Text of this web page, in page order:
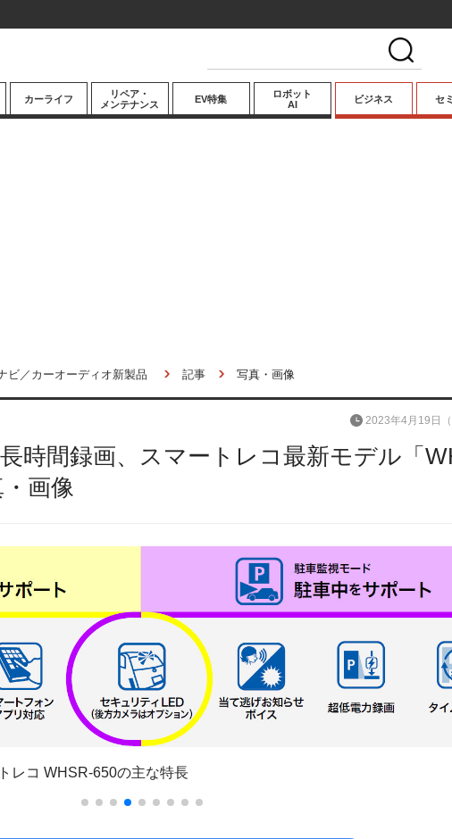
カーライフ
リペア・
メンテナンス
EV特集
ロボット
AI
ビジネス セ
ビ／カーオーディオ新製品 記事 写真・画像
時間録画、スマートレコ最新モデル「
画像
2023年4月19日
レコ WHSR-650の主な特長